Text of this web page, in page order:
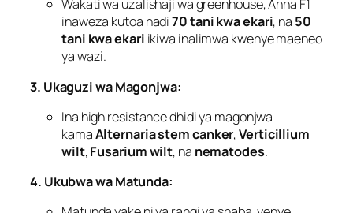
Wakati wa uzalishaji wa greenhouse, Anna F1
inaweza kutoa hadi70 tani kwa ekari, na 50
tani kwa ekari ikiwa inalimwa kwenye maeneo
ya wazi.
3. Ukaguzi wa Magonjwa:
Ina high resistance dhidi ya magonjwa
kamaAlternaria stem canker,Verticillium
wilt,Fusarium wilt, na nematodes.
4. Ukubwa wa Matunda: